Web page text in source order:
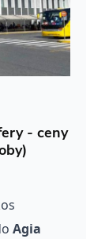
- ceny
Agia